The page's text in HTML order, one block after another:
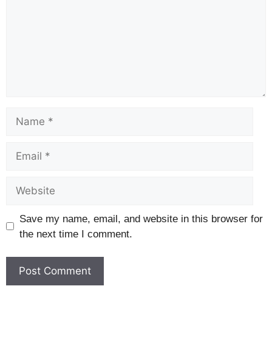
Save my name, email, and website in this browser for
the next time I comment.